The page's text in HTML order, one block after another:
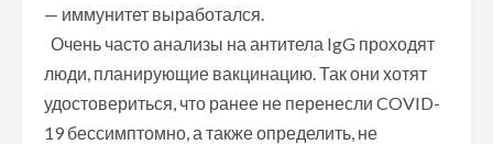
— иммунитет выработался.
Очень часто анализы на антитела IgG проходят
люди, планирующие вакцинацию. Так они хотят
удостовериться, что ранее не перенесли COVID-
19 бессимптомно, а также определить, не